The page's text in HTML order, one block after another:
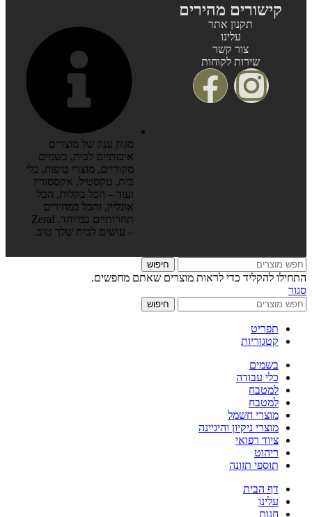
קישורים מהירים
תקנון אתר
עלינו
צור קשר
שירות לקוחות
מגוון ענק של מוצרים
איכותיים לבית, בשמים
מקוריים, מוצרי טיפוח, כלי
בית, טקסטיל, אקססוריז
ועוד – הכל בקלות, הכל
אונליין, והכל במחירים
תחרותיים במיוחד. Zeraf
– עושים לבית שלך טוב.
חיפוש
התחילו להקליד כדי לראות מוצרים שאתם מחפשים.
סגור
חיפוש
תפריט
קטגוריות
בשמים
כלי עבודה
למטבח
למטבח
מוצרי חשמל
מוצרי ניקיון והיגיינה
ציוד רפואי
ריהוט
תוספי תזונה
דף הבית
עלינו
חנות